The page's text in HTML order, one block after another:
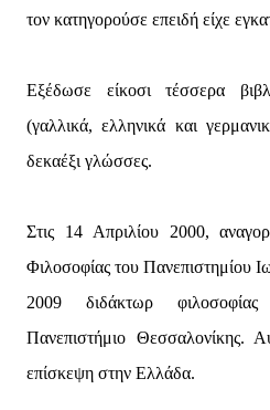
τον κατηγορούσε επειδή είχε
Εξέδωσε είκοσι τέσσερα
(γαλλικά, ελληνικά και
δεκαέξι γλώσσες.
Στις 14 Απριλίου 2000,
Φιλοσοφίας του Πανεπιστημίου
2009 διδάκτωρ
Πανεπιστήμιο Θεσσαλονίκης.
επίσκεψη στην Ελλάδα.